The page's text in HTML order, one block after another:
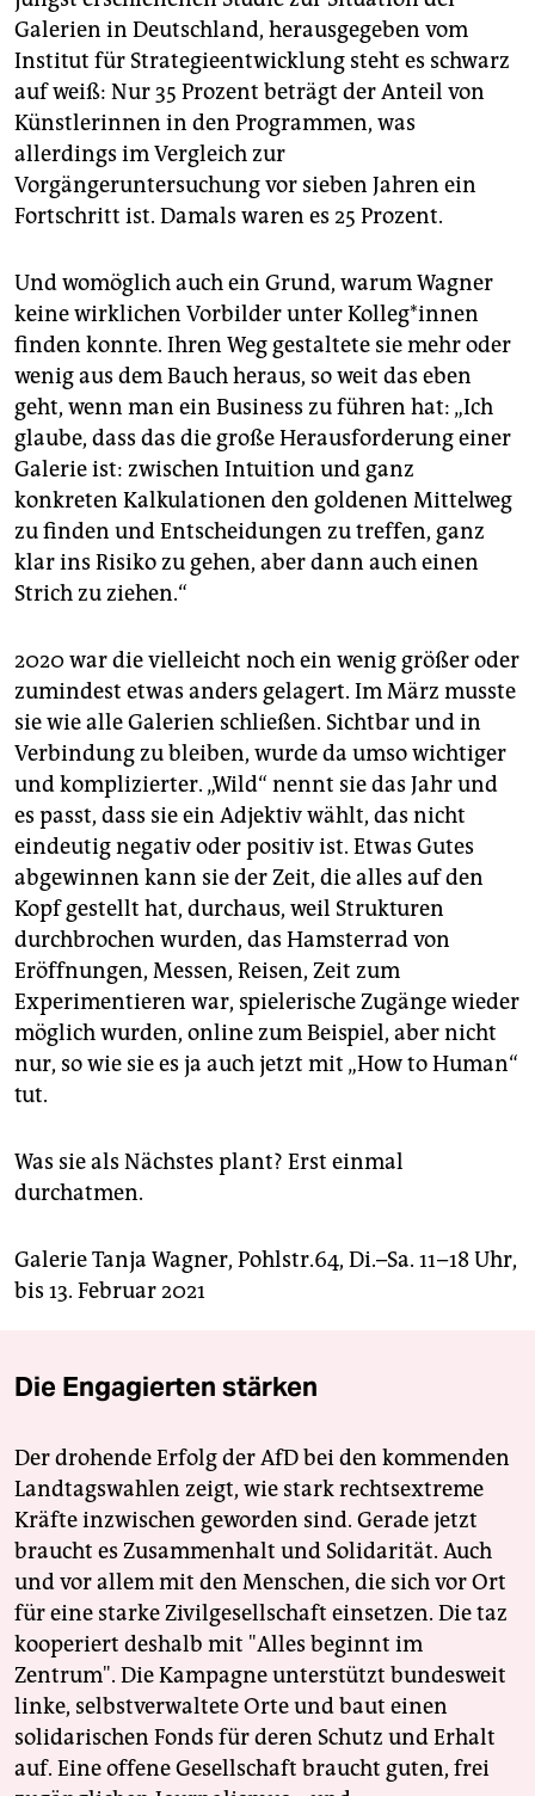
Galerien in Deutschland, herausgegeben vom
Institut für Strategieentwicklung steht es schwarz
auf weiß: Nur 35 Prozent beträgt der Anteil von
Künstlerinnen in den Programmen, was
allerdings im Vergleich zur
Vorgängeruntersuchung vor sieben Jahren ein
Fortschritt ist. Damals waren es 25 Prozent.
Und womöglich auch ein Grund, warum Wagner
keine wirklichen Vorbilder unter Kolleg*innen
finden konnte. Ihren Weg gestaltete sie mehr oder
wenig aus dem Bauch heraus, so weit das eben
geht, wenn man ein Business zu führen hat: „Ich
glaube, dass das die große Herausforderung einer
Galerie ist: zwischen Intuition und ganz
konkreten Kalkulationen den goldenen Mittelweg
zu finden und Entscheidungen zu treffen, ganz
klar ins Risiko zu gehen, aber dann auch einen
Strich zu ziehen.“
2020 war die vielleicht noch ein wenig größer oder
zumindest etwas anders gelagert. Im März musste
sie wie alle Galerien schließen. Sichtbar und in
Verbindung zu bleiben, wurde da umso wichtiger
und komplizierter. „Wild“ nennt sie das Jahr und
es passt, dass sie ein Adjektiv wählt, das nicht
eindeutig negativ oder positiv ist. Etwas Gutes
abgewinnen kann sie der Zeit, die alles auf den
Kopf gestellt hat, durchaus, weil Strukturen
durchbrochen wurden, das Hamsterrad von
Eröffnungen, Messen, Reisen, Zeit zum
Experimentieren war, spielerische Zugänge wieder
möglich wurden, online zum Beispiel, aber nicht
nur, so wie sie es ja auch jetzt mit „How to Human“
tut.
Was sie als Nächstes plant? Erst einmal
durchatmen.
Galerie Tanja Wagner, Pohlstr.64, Di.–Sa. 11–18 Uhr,
bis 13. Fe­bruar 2021
Die Engagierten stärken
Der drohende Erfolg der AfD bei den kommenden
Landtagswahlen zeigt, wie stark rechtsextreme
Kräfte inzwischen geworden sind. Gerade jetzt
braucht es Zusammenhalt und Solidarität. Auch
und vor allem mit den Menschen, die sich vor Ort
für eine starke Zivilgesellschaft einsetzen. Die taz
kooperiert deshalb mit "Alles beginnt im
Zentrum". Die Kampagne unterstützt bundesweit
linke, selbstverwaltete Orte und baut einen
solidarischen Fonds für deren Schutz und Erhalt
auf. Eine offene Gesellschaft braucht guten, frei